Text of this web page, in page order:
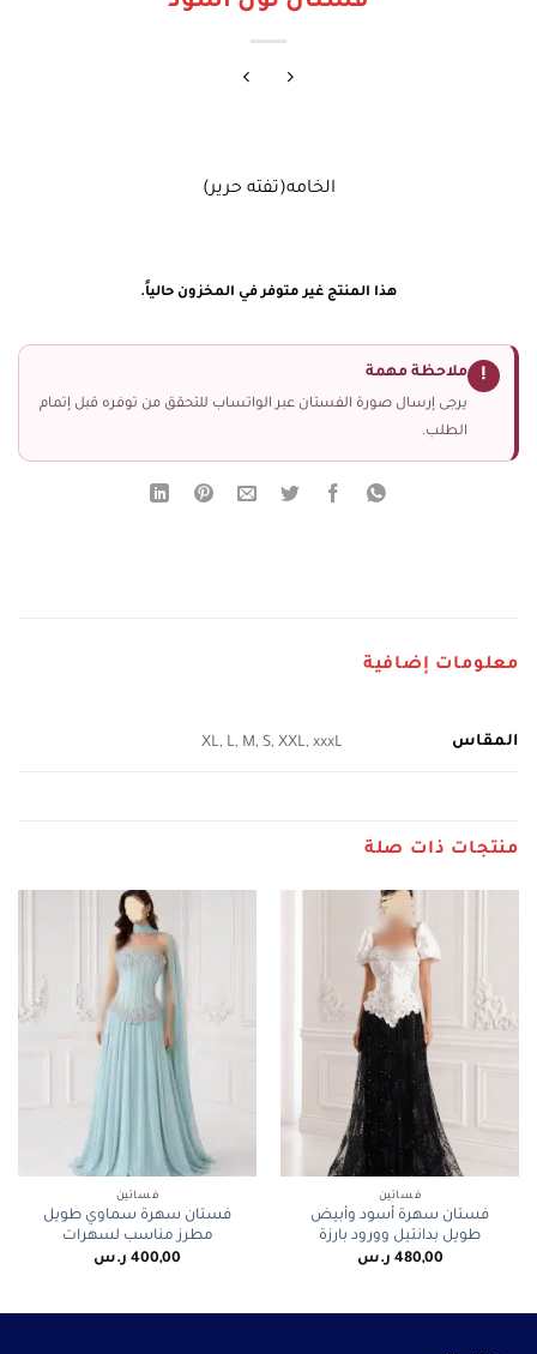
الخامه(تفته حرير)
هذا المنتج غير متوفر في المخزون حالياً.
! ملاحظة مهمة
يرجى إرسال صورة الفستان عبر الواتساب للتحقق من توفره قبل إتمام
الطلب.
معلومات إضافية
المقاس XL, L, M, S, XXL, xxxL
منتجات ذات صلة
فساتين
فستان سهرة أسود وأبيض
طويل بدانتيل وورود بارزة
480,00 ر.س
فساتين
فستان سهرة سماوي طويل
مطرز مناسب لسهرات
400,00 ر.س